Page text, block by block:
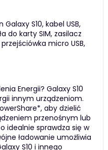
S10, kabel USB,
do karty SIM, zasilacz
micro USB,
Energii? Galaxy S10
innym urządzeniom.
aby dzielić
przenośnym lub
idealnie sprawdza się w
ładowanie umożliwia
S10 i innego